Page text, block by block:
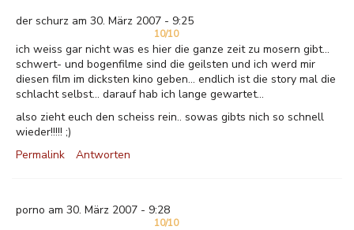
der schurz am 30. März 2007 - 9:25
10/10
ich weiss gar nicht was es hier die ganze zeit zu mosern gibt...
schwert- und bogenfilme sind die geilsten und ich werd mir
diesen film im dicksten kino geben... endlich ist die story mal die
schlacht selbst... darauf hab ich lange gewartet...
also zieht euch den scheiss rein.. sowas gibts nich so schnell
wieder!!!!! ;)
Permalink
Antworten
porno am 30. März 2007 - 9:28
10/10